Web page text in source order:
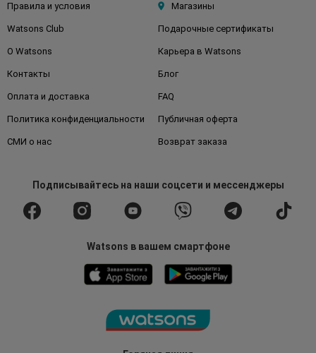
Правила и условия Магазины
Watsons Club Подарочные сертификаты
О Watsons Карьера в Watsons
Контакты Блог
Оплата и доставка FAQ
Политика конфиденциальности Публичная оферта
СМИ о нас Возврат заказа
Подписывайтесьна наши соцсети и мессенджеры
Watsons в вашем смартфоне